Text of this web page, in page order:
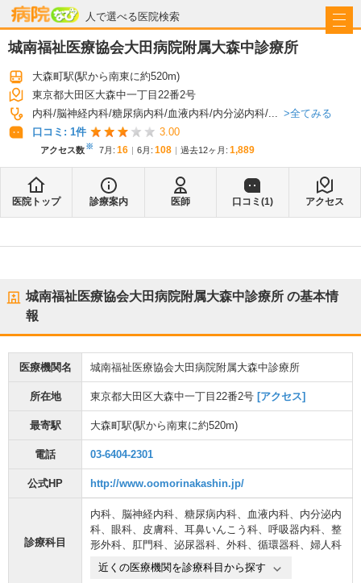
人で選べる医院検索
病院なび
城南福祉医療協会大田病院附属大森中診療所
大森町駅(駅から南東に約520m)
東京都大田区大森中一丁目22番2号
内科 脳神経内科 糖尿病内科 血液内科 内分泌内科 ...
全てみる
口コミ: 1件 3.00
アクセス数※ 7月 : 16 6月 : 108 過去12ヶ月: 1,889
医院トップ 診療案内 医師 口コミ(1) アクセス
城南福祉医療協会大田病院附属大森中診療所 の基本情
報
医療機関名 城南福祉医療協会大田病院附属大森中診療所
所在地 東京都大田区大森中一丁目22番2号 [アクセス]
最寄駅 大森町駅(駅から南東に約520m)
電話 03-6404-2301
公式HP http://www.oomorinakashin.jp/
診療科目
内科、 脳神経内科、 糖尿病内科、 血液内科、 内分泌内
科、 眼科、 皮膚科、 耳鼻いんこう科、 呼吸器内科、 整
形外科、 肛門科、 泌尿器科、 外科、 循環器科、 婦人科
近くの医療機関を診療科目から探す